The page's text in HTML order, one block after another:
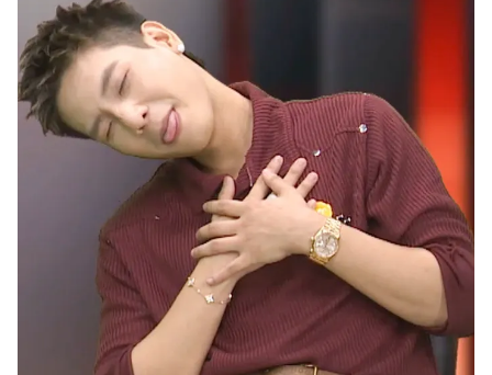
Video
Sản phẩm khác
Bạn cần biết
Thông tin tòa soạn Liên hệ quảng cáo